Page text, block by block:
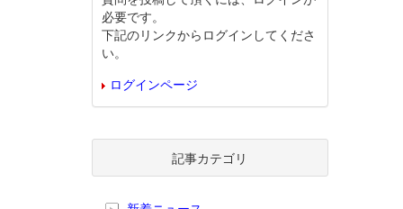
必要です。
下記のリンクからログインしてくださ
い。
ログインページ
記事カテゴリ